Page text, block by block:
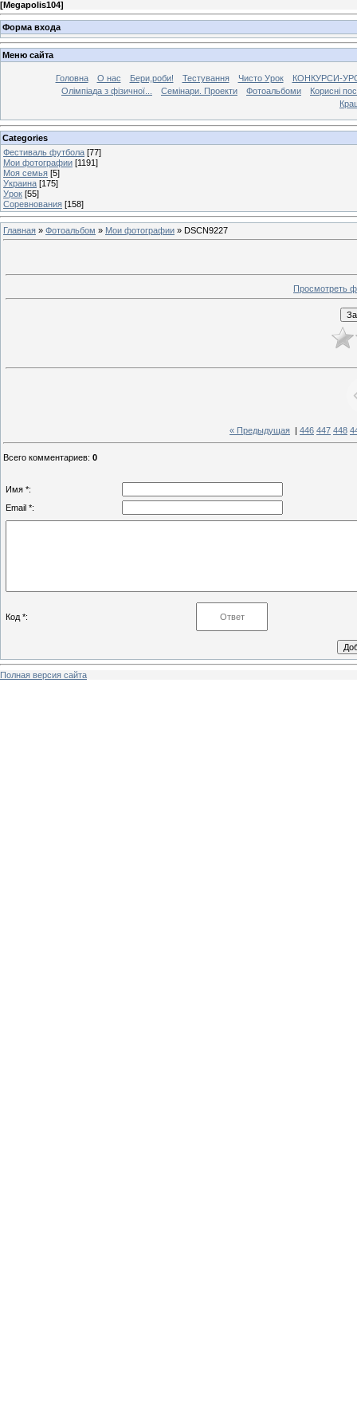
[Megapolis104]
Форма входа
Меню сайта
Головна О нас Бери,роби! Тестування Чисто Урок
КОНКУРСИ-
Олімпіада з фізичної...
Семінари. Проекти Фотоальбоми
Корисні
Categories
Фестиваль футбола [77]
Мои фотографии [1191]
Моя семья [5]
Украина [175]
Урок [55]
Соревнования [158]
Главная » Фотоальбом » Мои фотографии » DSCN9227
Просмотреть
« Предыдущая 446 447 448
Всего комментариев: 0
Имя *:
Email *:
Код *:
Полная версия сайта